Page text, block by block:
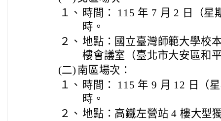
１、 時間： 115 年 7 月 2 日（星
時。
２、 地點：國立臺灣師範大學校
樓會議室（臺北市大安區和
(二) 南區場次：
１、 時間： 115 年 9 月 12 日（
時。
２、 地點：高鐵左營站 4 樓大型